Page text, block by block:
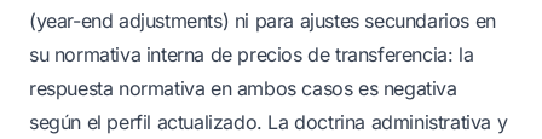
(year-end adjustments) ni para ajustes secundarios en
su normativa interna de precios de transferencia: la
respuesta normativa en ambos casos es negativa
según el perfil actualizado. La doctrina administrativa y